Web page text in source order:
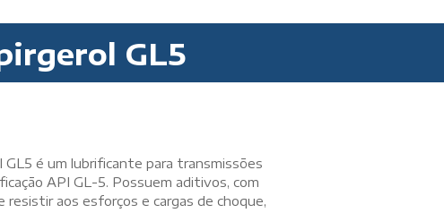
GL5
é um lubrificante para transmissões
API GL-5. Possuem aditivos, com
aos esforços e cargas de choque,